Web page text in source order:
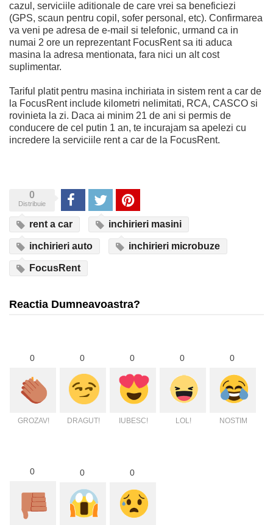
cazul, serviciile aditionale de care vrei sa beneficiezi
(GPS, scaun pentru copil, sofer personal, etc). Confirmarea
va veni pe adresa de e-mail si telefonic, urmand ca in
numai 2 ore un reprezentant FocusRent sa iti aduca
masina la adresa mentionata, fara nici un alt cost
suplimentar.
Tariful platit pentru masina inchiriata in sistem rent a car de
la FocusRent include kilometri nelimitati, RCA, CASCO si
rovinieta la zi. Daca ai minim 21 de ani si permis de
conducere de cel putin 1 an, te incurajam sa apelezi cu
incredere la serviciile rent a car de la FocusRent.
0
Distribuie Share Tweet Pinterest
rent a car inchirieri masini
inchirieri auto inchirieri microbuze
FocusRent
Reactia Dumneavoastra?
0
GROZAV!
0
DRAGUT!
0
IUBESC!
0
LOL!
0
NOSTIM
0 0 0